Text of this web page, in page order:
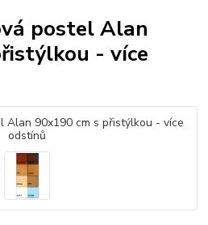
postel Alan
- více